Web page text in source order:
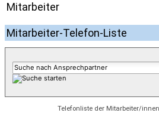
Mitarbeiter
Mitarbeiter-Telefon-Liste
Telefonliste der Mitarbeiter/